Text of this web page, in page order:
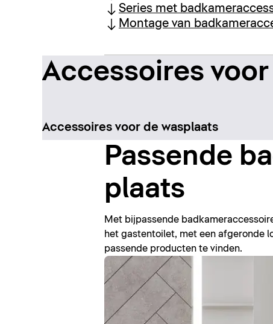
Series met
Montage van
Accessoires
Accessoires voor de wasplaats
Passende
plaats
Met bijpassende
het gastentoilet, met een afgeronde
passende producten te vinden.